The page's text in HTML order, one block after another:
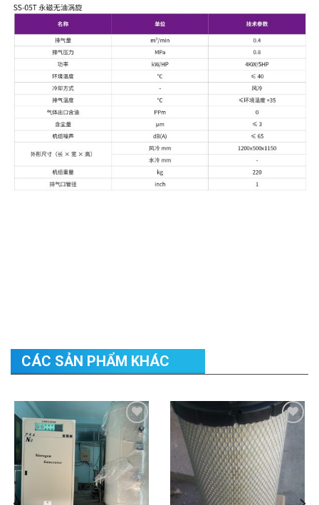
CÁC SẢN PHẨM KHÁC
Add to
Wishlist
Add to
Wishlist